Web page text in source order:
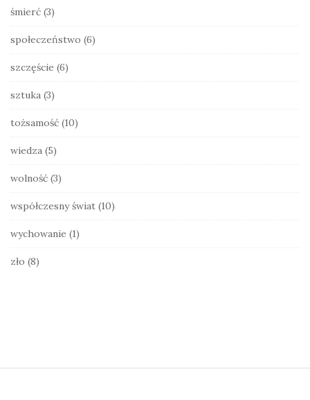
śmierć (3)
społeczeństwo (6)
szczęście (6)
sztuka (3)
tożsamość (10)
wiedza (5)
wolność (3)
współczesny świat (10)
wychowanie (1)
zło (8)